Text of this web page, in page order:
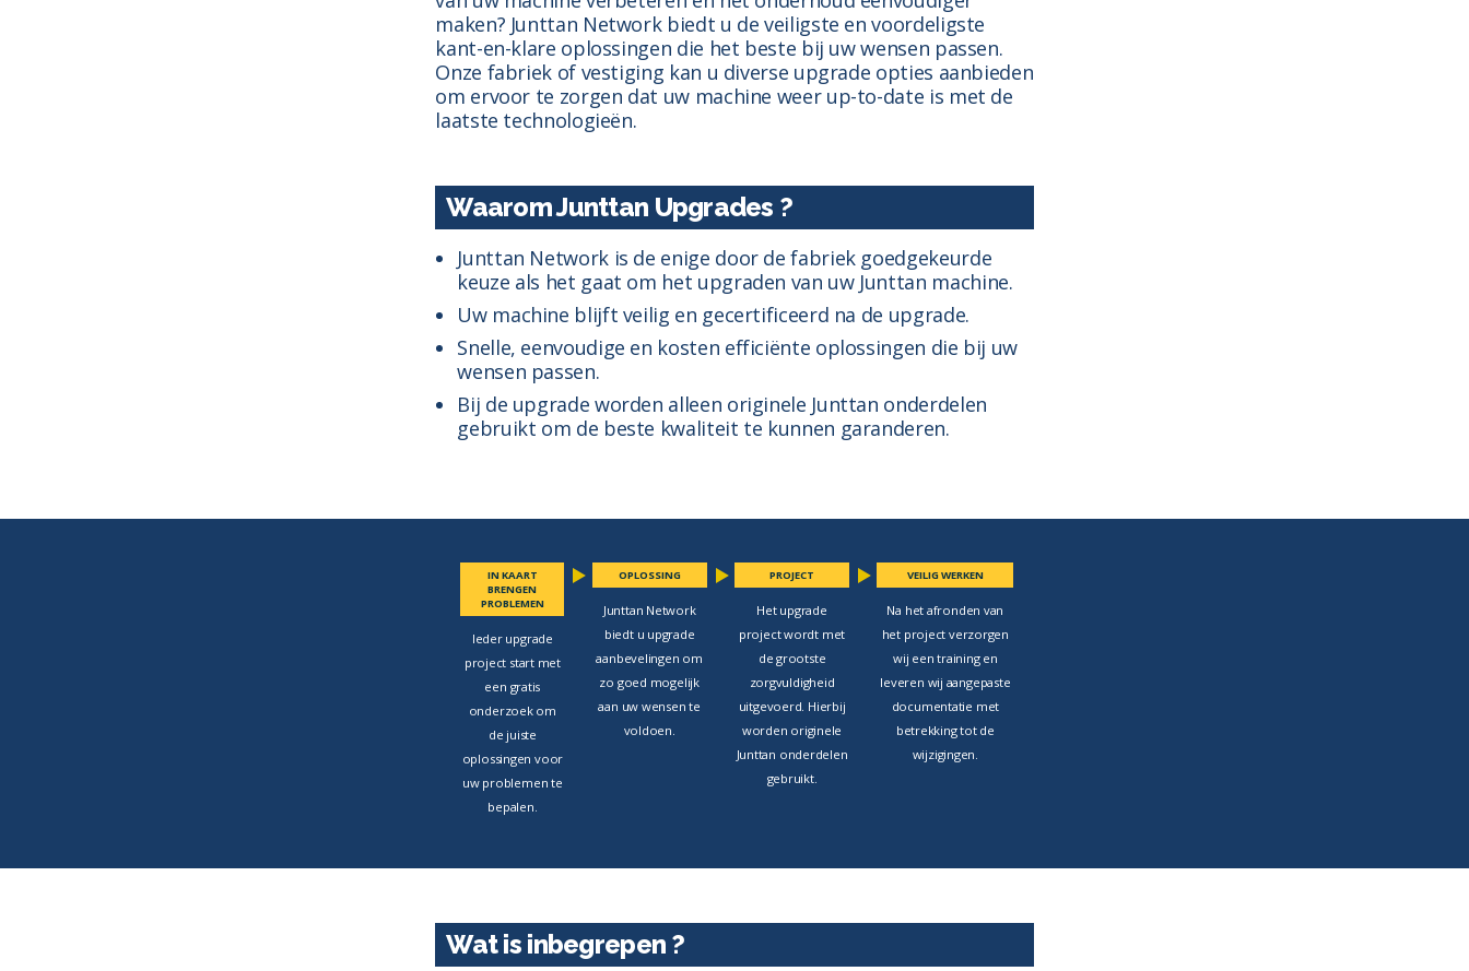
maken? Junttan Network biedt u de veiligste en voordeligste
kant-en-klare oplossingen die het beste bij uw wensen passen.
Onze fabriek of vestiging kan u diverse upgrade opties aanbieden
om ervoor te zorgen dat uw machine weer up-to-date is met de
laatste technologieën.
Waarom Junttan Upgrades ?
Junttan Network is de enige door de fabriek goedgekeurde
keuze als het gaat om het upgraden van uw Junttan machine.
Uw machine blijft veilig en gecertificeerd na de upgrade.
Snelle, eenvoudige en kosten efficiënte oplossingen die bij uw
wensen passen.
Bij de upgrade worden alleen originele Junttan onderdelen
gebruikt om de beste kwaliteit te kunnen garanderen.
IN KAART
BRENGEN
PROBLEMEN
Ieder upgrade
project start met
een gratis
onderzoek om
de juiste
oplossingen voor
uw problemen te
bepalen.
OPLOSSING
Junttan Network
biedt u upgrade
aanbevelingen om
zo goed mogelijk
aan uw wensen te
voldoen.
PROJECT
Het upgrade
project wordt met
de grootste
zorgvuldigheid
uitgevoerd. Hierbij
worden originele
Junttan onderdelen
gebruikt.
VEILIG WERKEN
Na het afronden van
het project verzorgen
wij een training en
leveren wij aangepaste
documentatie met
betrekking tot de
wijzigingen.
Wat is inbegrepen ?